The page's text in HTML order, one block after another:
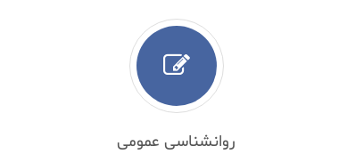
روانشناسی عمومی